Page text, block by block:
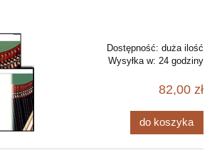
Dostępność: duża ilość
Wysyłka w: 24 godziny
82,00 zł
do koszyka